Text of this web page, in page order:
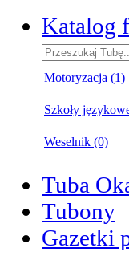
Katalog
Motoryzacja (1)
Szkoły
Weselnik (0)
Tuba
Tubony
Gazetki